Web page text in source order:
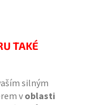
TAKÉ
silným
v oblasti